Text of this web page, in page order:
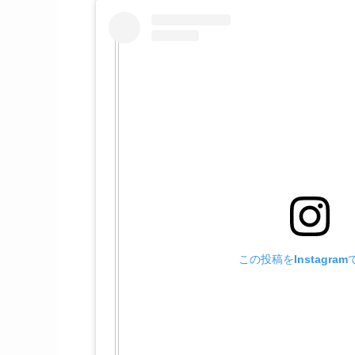
この投稿をInstagram